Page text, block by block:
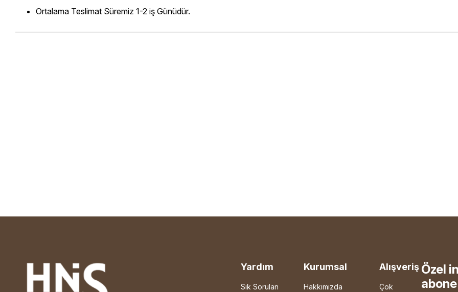
Ortalama Teslimat Süremiz 1-2 iş Günüdür.
Yardım
Sık Sorulan
Kurumsal
Hakkımızda
Alışveriş
Çok
Özel